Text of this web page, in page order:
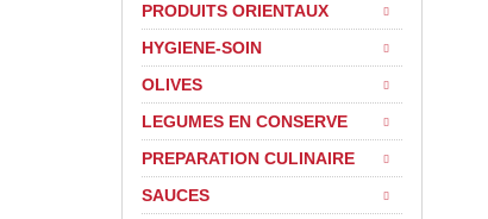
PRODUITS ORIENTAUX
HYGIENE-SOIN
OLIVES
LEGUMES EN CONSERVE
PREPARATION CULINAIRE
SAUCES